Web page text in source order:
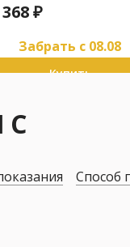
368₽
Забрать c 08.08
Купить
С
Способ